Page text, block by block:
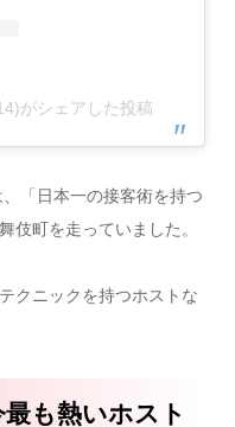
がシェアした投稿
「日本一の接客術を持つ
伎町を走っていました。
クニックを持つホストな
も熱いホスト